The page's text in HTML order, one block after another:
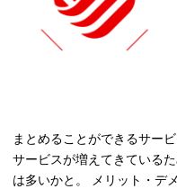
まとめることができるサー
サービスが増えてきている
は多いかと。 メリット・デ